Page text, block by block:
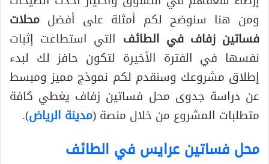
ومن هنا سنوضح لكم أمثلة على أفضل محلات
فساتين زفاف في الطائف التي استطاعت إثبات
نفسها في الفترة الأخيرة لتكون حافز لك لبدء
إطلاق مشروعك وسنقدم لكم نموذج مميز ومبسط
عن دراسة جدوى محل فساتين زفاف يغطي كافة
متطلبات المشروع من خلال منصة (مدينة الرياض).
محل فساتين عرايس في الطائف